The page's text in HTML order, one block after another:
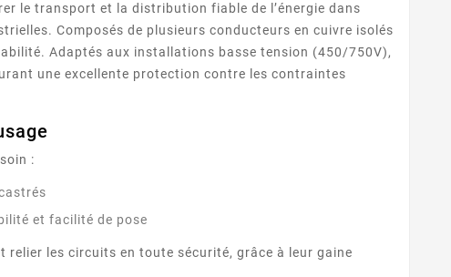
le transport et la distribution fiable de l’énergie dans
Composés de plusieurs conducteurs en cuivre isolés
Adaptés aux installations basse tension (450/750V),
une excellente protection contre les contraintes
:
et facilité de pose
relier les circuits en toute sécurité, grâce à leur gaine